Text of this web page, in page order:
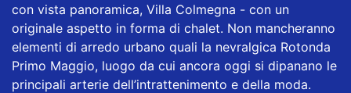
con vista panoramica, Villa Colmegna - con un
originale aspetto in forma di chalet. Non mancheranno
elementi di arredo urbano quali la nevralgica Rotonda
Primo Maggio, luogo da cui ancora oggi si dipanano le
principali arterie dell’intrattenimento e della moda.